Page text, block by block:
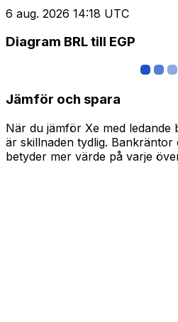
6 aug. 2026 14:18 UTC
Diagram BRL till EGP
Jämför och spara
När du jämför Xe med
är skillnaden tydlig. Bankräntor
betyder mer värde på varje